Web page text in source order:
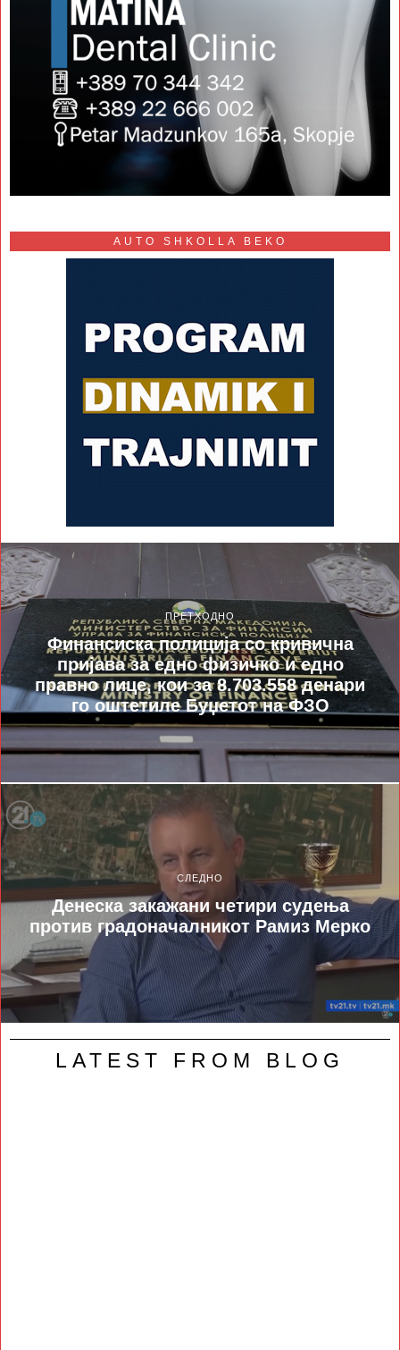
AUTO SHKOLLA BEKO
ПРЕТХОДНО
Финансиска полиција со кривична
пријава за едно физичко и едно
правно лице, кои за 8.703.558 денари
го оштетиле Буџетот на ФЗО
СЛЕДНО
Денеска закажани четири судења
против градоначалникот Рамиз Мерко
LATEST FROM BLOG